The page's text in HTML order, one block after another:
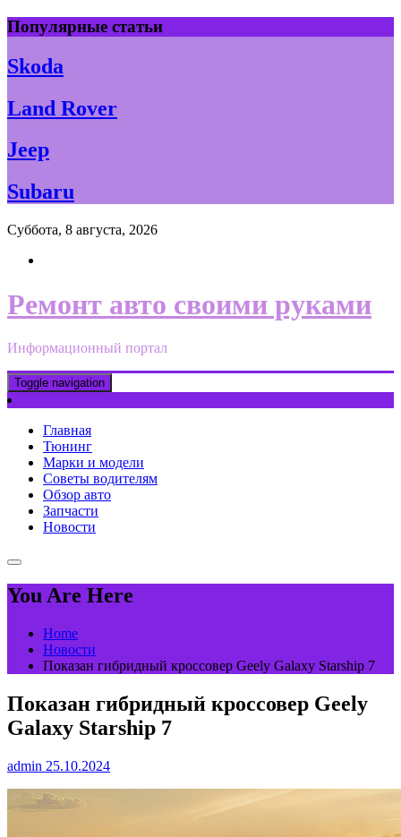
Skip
to
content
Популярные статьи
Skoda
Land Rover
Jeep
Subaru
Суббота, 8 августа, 2026
Ремонт авто своими руками
Информационный портал
Toggle navigation
Главная
Тюнинг
Марки и модели
Советы водителям
Обзор авто
Запчасти
Новости
You Are Here
Home
Новости
Показан гибридный кроссовер Geely Galaxy Starship 7
Показан гибридный кроссовер Geely
Galaxy Starship 7
admin 25.10.2024